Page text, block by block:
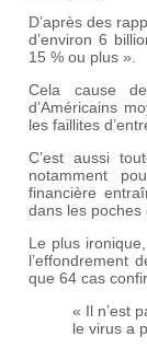
D’après des
d’environ 6
15 % ou plus ».
Cela cause
d’Américains
les faillites
C’est aussi
notamment
financière
dans les poches
Le plus
l’effondrement
que 64 cas
« Il n’est
le virus a